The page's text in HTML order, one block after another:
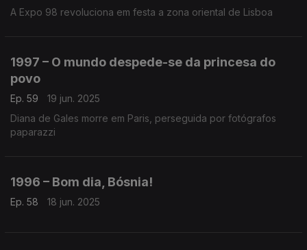
A Expo 98 revoluciona em festa a zona oriental de Lisboa
1997 – O mundo despede-se da princesa do
povo
Ep. 59
19 jun. 2025
Diana de Gales morre em Paris, perseguida por fotógrafos
paparazzi
1996 – Bom dia, Bósnia!
Ep. 58 18 jun. 2025